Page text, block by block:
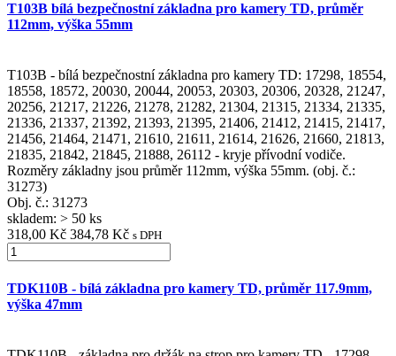
T103B bílá bezpečnostní základna pro kamery TD, průměr
112mm, výška 55mm
T103B - bílá bezpečnostní základna pro kamery TD: 17298, 18554,
18558, 18572, 20030, 20044, 20053, 20303, 20306, 20328, 21247,
20256, 21217, 21226, 21278, 21282, 21304, 21315, 21334, 21335,
21336, 21337, 21392, 21393, 21395, 21406, 21412, 21415, 21417,
21456, 21464, 21471, 21610, 21611, 21614, 21626, 21660, 21813,
21835, 21842, 21845, 21888, 26112 - kryje přívodní vodiče.
Rozměry základny jsou průměr 112mm, výška 55mm. (obj. č.:
31273)
Obj. č.: 31273
skladem: > 50 ks
318,00 Kč 384,78 Kč s DPH
TDK110B - bílá základna pro kamery TD, průměr 117.9mm,
výška 47mm